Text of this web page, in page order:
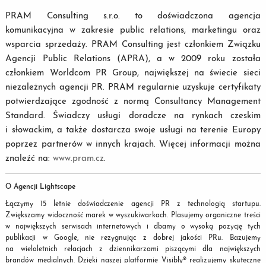
PRAM Consulting s.r.o. to doświadczona agencja
komunikacyjna w zakresie public relations, marketingu oraz
wsparcia sprzedaży. PRAM Consulting jest członkiem Związku
Agencji Public Relations (APRA), a w 2009 roku została
członkiem Worldcom PR Group, największej na świecie sieci
niezależnych agencji PR. PRAM regularnie uzyskuje certyfikaty
potwierdzające zgodność z normą Consultancy Management
Standard. Świadczy usługi doradcze na rynkach czeskim
i słowackim, a także dostarcza swoje usługi na terenie Europy
poprzez partnerów w innych krajach. Więcej informacji można
znaleźć na:www.pram.cz.
O Agencji Lightscape
Łączymy 15 letnie doświadczenie agencji PR z technologią startupu.
Zwiększamy widoczność marek w wyszukiwarkach. Plasujemy organiczne treści
w największych serwisach internetowych i dbamy o wysoką pozycję tych
publikacji w Google, nie rezygnując z dobrej jakości PRu. Bazujemy
na wieloletnich relacjach z dziennikarzami piszącymi dla największych
brandów medialnych. Dzięki naszej platformie Visibly® realizujemy skuteczne